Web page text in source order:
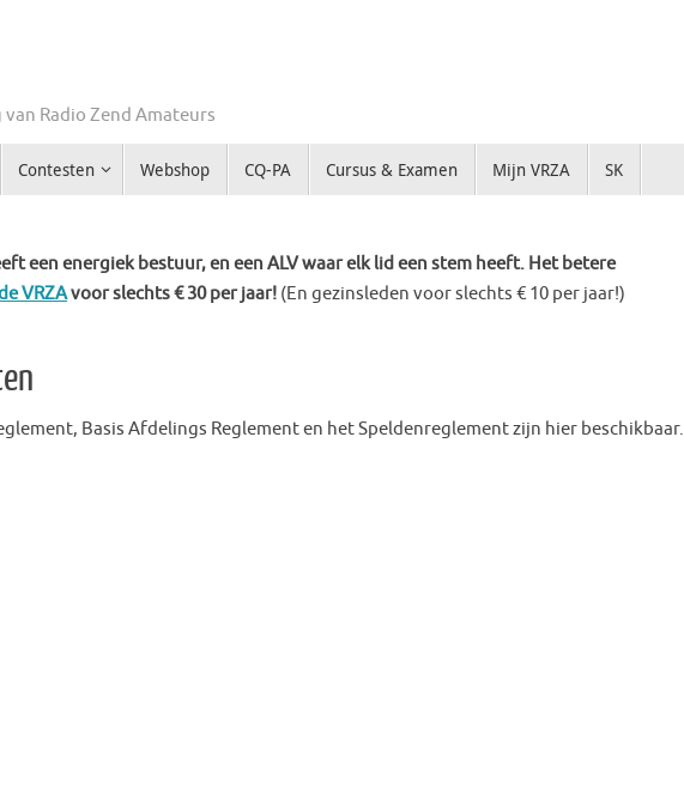
Radio Zend Amateurs
Contesten Webshop CQ-PA Cursus & Examen Mijn VRZA SK
een energiek bestuur, en een ALV waar elk lid een stem heeft. Het betere
VRZAvoor slechts € 30 per jaar! (En gezinsleden voor slechts € 10 per jaar!)
Basis Afdelings Reglement en het Speldenreglement zijn hier beschikbaar.